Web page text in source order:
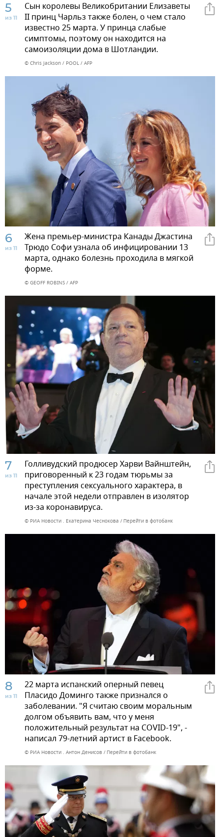
5
из 11
Сын королевы Великобритании Елизаветы
II принц Чарльз также болен, о чем стало
известно 25 марта. У принца слабые
симптомы, поэтому он находится на
самоизоляции дома в Шотландии.
© Chris Jackson / POOL / AFP
6
из 11
Жена премьер-министра Канады Джастина
Трюдо Софи узнала об инфицировании 13
марта, однако болезнь проходила в мягкой
форме.
© GEOFF ROBINS / AFP
7
из 11
Голливудский продюсер Харви Вайнштейн,
приговоренный к 23 годам тюрьмы за
преступления сексуального характера, в
начале этой недели отправлен в изолятор
из-за коронавируса.
© РИА Новости . Екатерина Чеснокова Перейти в фотобанк
8
из 11
22 марта испанский оперный певец
Пласидо Доминго также признался о
заболевании. "Я считаю своим моральным
долгом объявить вам, что у меня
положительный результат на COVID-19", -
написал 79-летний артист в Facebook.
© РИА Новости . Антон Денисов Перейти в фотобанк